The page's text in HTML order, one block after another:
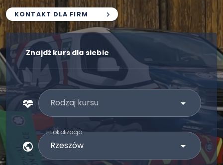
KONTAKT DLA FIRM
Znajdź kurs dla siebie
Rodzaj kursu
Lokalizacja